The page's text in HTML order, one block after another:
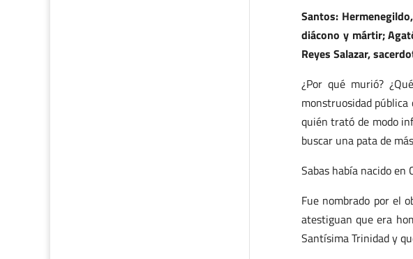
Santos:
diácono y mártir;
Reyes Salazar,
¿Por qué murió?
monstruosidad pública
quién trató de modo
buscar una pata de
Sabas había nacido en
Fue nombrado por el
atestiguan que era
Santísima Trinidad y